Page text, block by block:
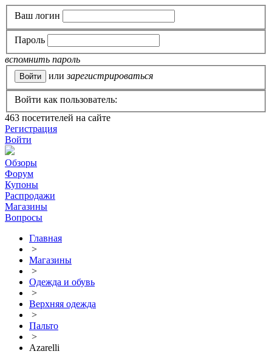
Ваш логин
Пароль
вспомнить пароль
или зарегистрироваться
Войти как пользователь:
463 посетителей на сайте
Регистрация
Войти
Обзоры
Форум
Купоны
Распродажи
Магазины
Вопросы
Главная
>
Магазины
>
Одежда и обувь
>
Верхняя одежда
>
Пальто
>
Azarelli